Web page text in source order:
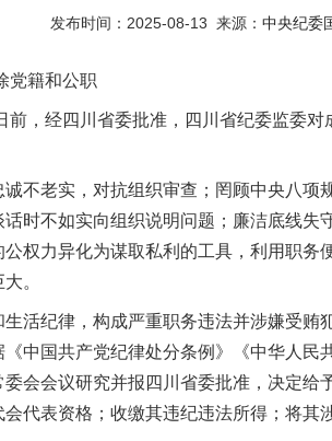
发布时间：2025-08-13 来源： 中央纪委
籍和公职
经四川省委批准，四川省纪委监委对
老实，对抗组织审查；罔顾中央八项
时不如实向组织说明问题；廉洁底线失
权力异化为谋取私利的工具，利用职务
。
纪律，构成严重职务违法并涉嫌受贿
中国共产党纪律处分条例》《中华人民
会会议研究并报四川省委批准，决定给
代表资格；收缴其违纪违法所得；将其
茶叶“炒上天”
谢有你温暖了四季